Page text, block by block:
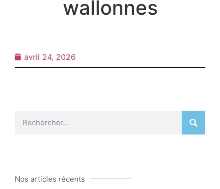
wallonnes
avril 24, 2026
Nos articles récents